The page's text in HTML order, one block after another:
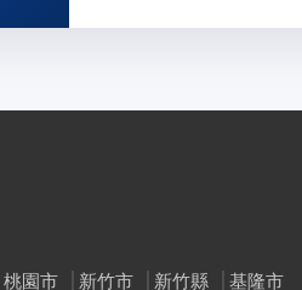
桃園市 新竹市 新竹縣 基隆市